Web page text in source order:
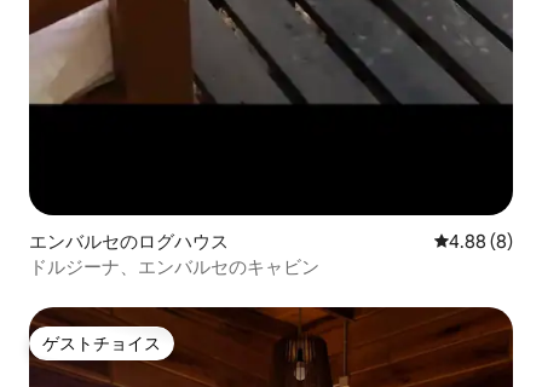
エンバルセのログハウス レビュー8件
4.88 (8)
ドルジーナ、エンバルセのキャビン
ゲストチョイス
ゲストチョイス